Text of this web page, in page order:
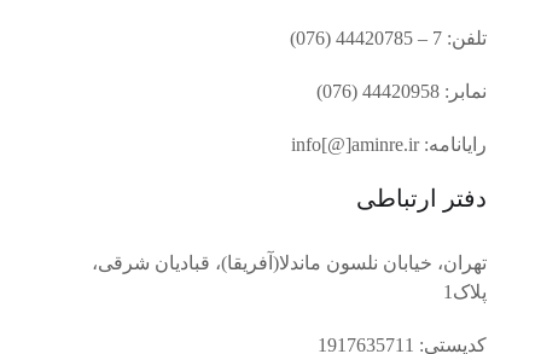
تلفن: 7 – 44420785 (076)
نمابر: 44420958 (076)
رایانامه: info[@]aminre.ir
دفتر ارتباطی
تهران، خیابان نلسون ماندلا(آفریقا)، قبادیان شرقی،
پلاک1
کدپستی: 1917635711